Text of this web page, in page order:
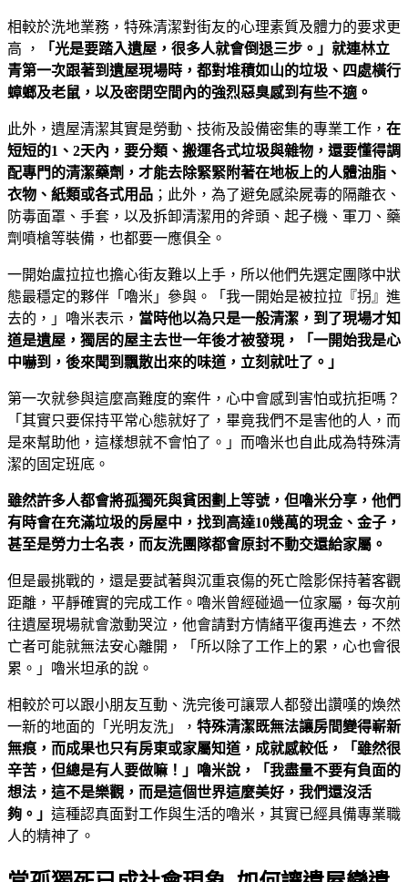
相較於洗地業務，特殊清潔對街友的心理素質及體力的要求更
高 ，
「光是要踏入遺屋，很多人就會倒退三步。」就連林立
青第一次跟著到遺屋現場時，都對堆積如山的垃圾、四處橫行
蟑螂及老鼠，以及密閉空間內的強烈惡臭感到有些不適。
此外，遺屋清潔其實是勞動、技術及設備密集的專業工作， 在
短短的1、2天內，要分類、搬運各式垃圾與雜物，還要懂得調
配專門的清潔藥劑，才能去除緊緊附著在地板上的人體油脂、
衣物、紙類或各式用品 ；此外，為了避免感染屍毒的隔離衣、
防毒面罩、手套，以及拆卸清潔用的斧頭、起子機、軍刀、藥
劑噴槍等裝備，也都要一應俱全。
一開始盧拉拉也擔心街友難以上手，所以他們先選定團隊中狀
態最穩定的夥伴「嚕米」參與。「我一開始是被拉拉『拐』進
去的，」嚕米表示， 當時他以為只是一般清潔，到了現場才知
道是遺屋，獨居的屋主去世一年後才被發現，「一開始我是心
中嚇到，後來聞到飄散出來的味道，立刻就吐了。」
第一次就參與這麼高難度的案件，心中會感到害怕或抗拒嗎？
「其實只要保持平常心態就好了，畢竟我們不是害他的人，而
是來幫助他，這樣想就不會怕了。」而嚕米也自此成為特殊清
潔的固定班底。
雖然許多人都會將孤獨死與貧困劃上等號，但嚕米分享，他們
有時會在充滿垃圾的房屋中，找到高達10幾萬的現金、金子，
甚至是勞力士名表，而友洗團隊都會原封不動交還給家屬。
但是最挑戰的，還是要試著與沉重哀傷的死亡陰影保持著客觀
距離，平靜確實的完成工作。嚕米曾經碰過一位家屬，每次前
往遺屋現場就會激動哭泣，他會請對方情緒平復再進去，不然
亡者可能就無法安心離開，「所以除了工作上的累，心也會很
累。」嚕米坦承的說。
相較於可以跟小朋友互動、洗完後可讓眾人都發出讚嘆的煥然
一新的地面的「光明友洗」， 特殊清潔既無法讓房間變得嶄新
無痕，而成果也只有房東或家屬知道，成就感較低，「雖然很
辛苦，但總是有人要做嘛！」嚕米說，「我盡量不要有負面的
想法，這不是樂觀，而是這個世界這麼美好，我們還沒活
夠。」 這種認真面對工作與生活的嚕米，其實已經具備專業職
人的精神了。